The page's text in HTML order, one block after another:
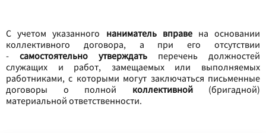
С учетом указанного наниматель вправена основании
коллективного договора, а при его отсутствии
- самостоятельно утверждать перечень должностей
служащих и работ, замещаемых или выполняемых
работниками, с которыми могут заключаться письменные
договоры о полной коллективной (бригадной)
материальной ответственности.